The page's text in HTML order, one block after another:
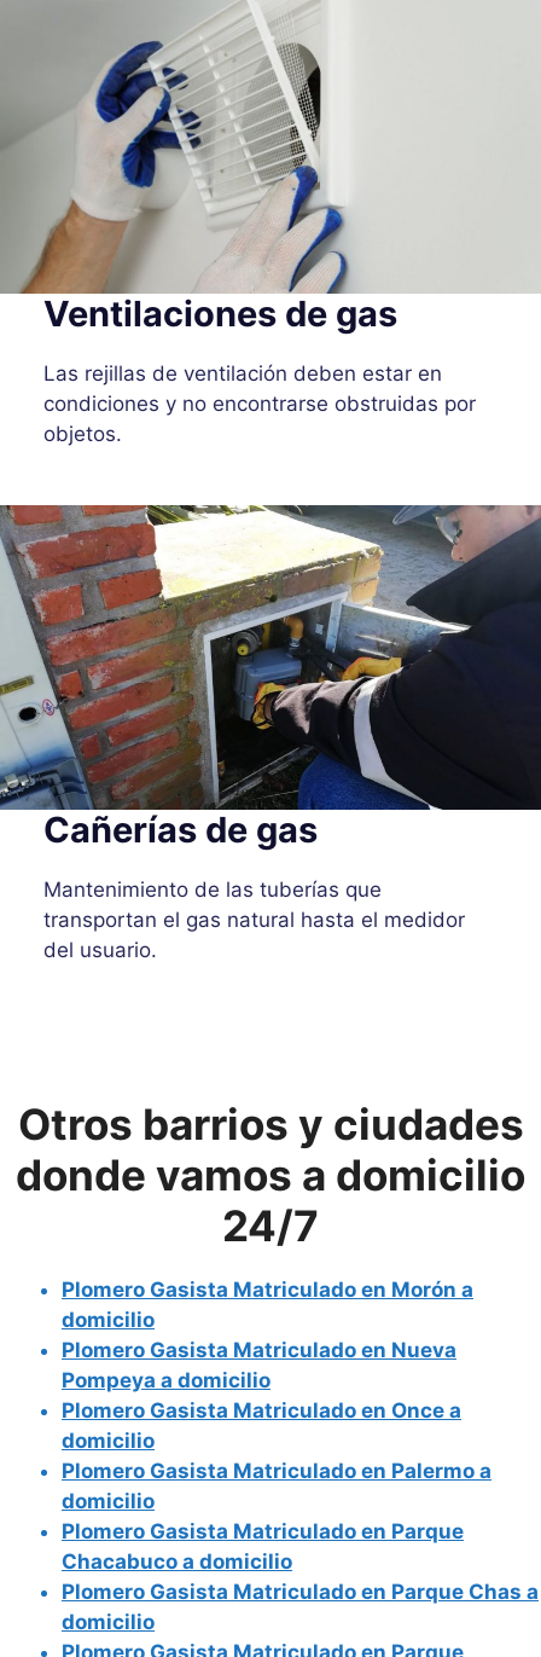
Ventilaciones de gas
Las rejillas de ventilación deben estar en
condiciones y no encontrarse obstruidas por
objetos.
Cañerías de gas
Mantenimiento de las tuberías que
transportan el gas natural hasta el medidor
del usuario.
Otros barrios y ciudades
donde vamos a domicilio
24/7
Plomero Gasista Matriculado en Morón a
domicilio
Plomero Gasista Matriculado en Nueva
Pompeya a domicilio
Plomero Gasista Matriculado en Once a
domicilio
Plomero Gasista Matriculado en Palermo a
domicilio
Plomero Gasista Matriculado en Parque
Chacabuco a domicilio
Plomero Gasista Matriculado en Parque Chas a
domicilio
Plomero Gasista Matriculado en Parque